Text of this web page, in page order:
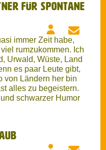
Ländern her bin
zu begeistern.
schwarzer Humor
der
sehr
meinem
zu machen,das